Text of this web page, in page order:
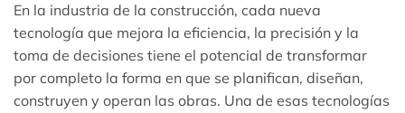
En la industria de la construcción, cada nueva
tecnología que mejora la eficiencia, la precisión y la
toma de decisiones tiene el potencial de transformar
por completo la forma en que se planifican, diseñan,
construyen y operan las obras. Una de esas tecnologías